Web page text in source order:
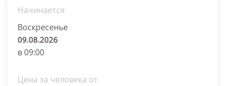
Начинается
Воскресенье
09.08.2026
в 09:00
Цена за человека от